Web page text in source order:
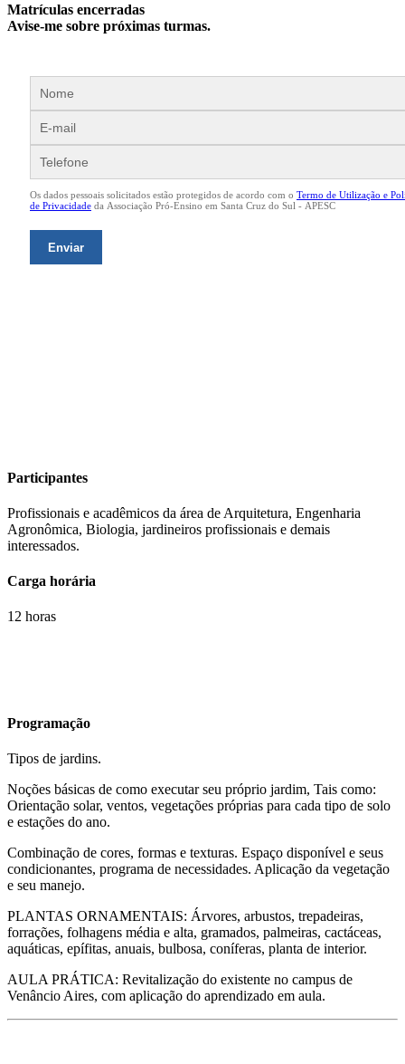
Matrículas encerradas
Avise-me sobre próximas turmas.
Participantes
Profissionais e acadêmicos da área de Arquitetura, Engenharia
Agronômica, Biologia, jardineiros profissionais e demais
interessados.
Carga horária
12 horas
Programação
Tipos de jardins.
Noções básicas de como executar seu próprio jardim, Tais como:
Orientação solar, ventos, vegetações próprias para cada tipo de solo
e estações do ano.
Combinação de cores, formas e texturas. Espaço disponível e seus
condicionantes, programa de necessidades. Aplicação da vegetação
e seu manejo.
PLANTAS ORNAMENTAIS: Árvores, arbustos, trepadeiras,
forrações, folhagens média e alta, gramados, palmeiras, cactáceas,
aquáticas, epífitas, anuais, bulbosa, coníferas, planta de interior.
AULA PRÁTICA: Revitalização do existente no campus de
Venâncio Aires, com aplicação do aprendizado em aula.